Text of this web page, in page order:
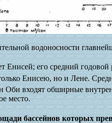
водоносности
его средний годовой
Енисею, но и Лене.
Оби входят обширные
место.
бассейнов которых